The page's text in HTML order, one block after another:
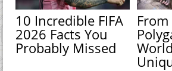
10 Incredible FIFA
2026 Facts You
Probably Missed